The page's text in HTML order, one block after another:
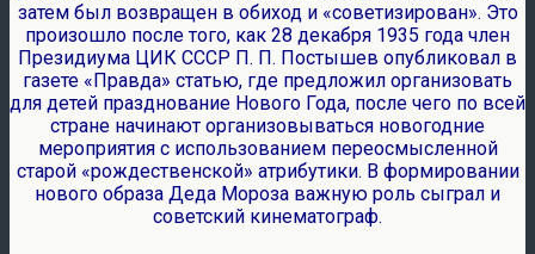
затем был возвращен в обиход и «советизирован». Это
произошло после того, как 28 декабря 1935 года член
Президиума ЦИК СССР П. П. Постышев опубликовал в
газете «Правда» статью, где предложил организовать
для детей празднование Нового Года, после чего по всей
стране начинают организовываться новогодние
мероприятия с использованием переосмысленной
старой «рождественской» атрибутики. В формировании
нового образа Деда Мороза важную роль сыграл и
советский кинематограф.